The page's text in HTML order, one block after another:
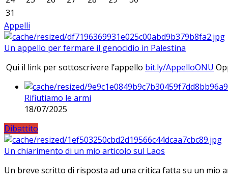
31
Appelli
Un appello per fermare il genocidio in Palestina
Qui il link per sottoscrivere l’appello bit.ly/AppelloONU
Rifiutiamo le armi
18/07/2025
Dibattito
Un chiarimento di un mio articolo sul Laos
Un breve scritto di risposta ad una critica fatta su un mio